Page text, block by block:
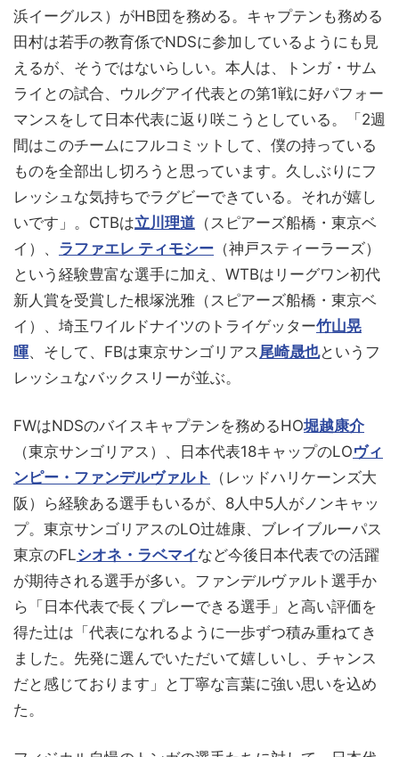
浜イーグルス）がHB団を務める。キャプテンも務める
田村は若手の教育係でNDSに参加しているようにも見
えるが、そうではないらしい。本人は、トンガ・サム
ライとの試合、ウルグアイ代表との第1戦に好パフォー
マンスをして日本代表に返り咲こうとしている。「2週
間はこのチームにフルコミットして、僕の持っている
ものを全部出し切ろうと思っています。久しぶりにフ
レッシュな気持ちでラグビーできている。それが嬉し
いです」。CTBは立川理道 （スピアーズ船橋・東京ベ
イ）、 ラファエレ ティモシー （神戸スティーラーズ）
という経験豊富な選手に加え、WTBはリーグワン初代
新人賞を受賞した根塚洸雅（スピアーズ船橋・東京ベ
イ）、埼玉ワイルドナイツのトライゲッター竹山晃
暉、そして、FBは東京サンゴリアス 尾崎晟也というフ
レッシュなバックスリーが並ぶ。
FWはNDSのバイスキャプテンを務めるHO堀越康介
（東京サンゴリアス）、日本代表18キャップのLOヴィ
ンピー・ファンデルヴァルト
（レッドハリケーンズ大
阪）ら経験ある選手もいるが、8人中5人がノンキャッ
プ。東京サンゴリアスのLO辻雄康、ブレイブルーパス
東京のFLシオネ・ラベマイなど今後日本代表での活躍
が期待される選手が多い。ファンデルヴァルト選手か
ら「日本代表で長くプレーできる選手」と高い評価を
得た辻は「代表になれるように一歩ずつ積み重ねてき
ました。先発に選んでいただいて嬉しいし、チャンス
だと感じております」と丁寧な言葉に強い思いを込め
た。